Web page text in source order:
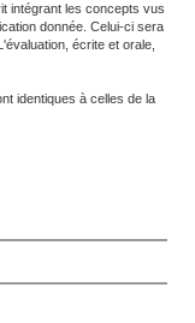
intégrant les concepts vus
donnée. Celui-ci sera
écrite et orale,
identiques à celles de la